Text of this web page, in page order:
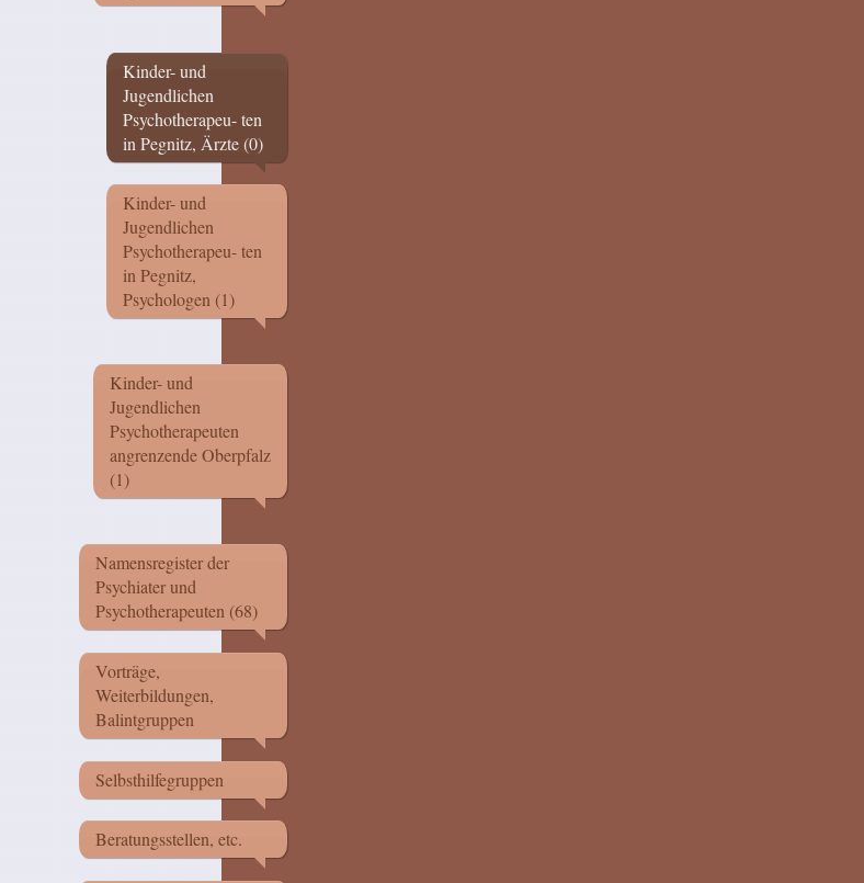
Kinder- und
Jugendlichen
Psychotherapeu- ten
in Pegnitz, Ärzte (0)
Kinder- und
Jugendlichen
Psychotherapeu- ten
in Pegnitz,
Psychologen (1)
Kinder- und
Jugendlichen
Psychotherapeuten
angrenzende Oberpfalz
(1)
Namensregister der
Psychiater und
Psychotherapeuten (68)
Vorträge,
Weiterbildungen,
Balintgruppen
Selbsthilfegruppen
Beratungsstellen, etc.